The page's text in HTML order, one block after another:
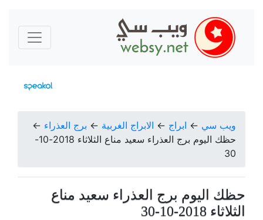
ويب سي ← ابراج ← الابراج الغربية ← برج العذراء ←
حظك اليوم برج العذراء سعيد مناع الثلاثاء 2018-10-
30
حظك اليوم برج العذراء سعيد مناع
الثلاثاء 2018-10-30